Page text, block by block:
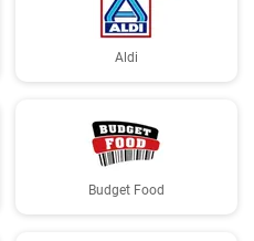
Aldi
Budget Food